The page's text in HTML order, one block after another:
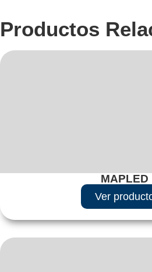
Productos
MAPLED
Ver